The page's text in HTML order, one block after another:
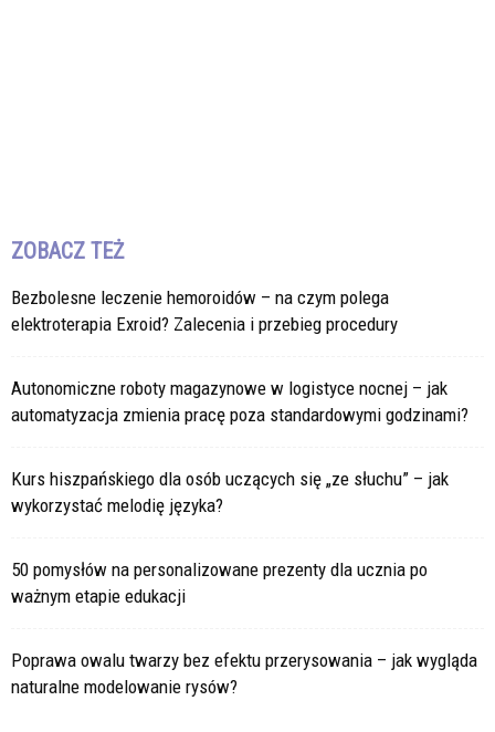
ZOBACZ TEŻ
Bezbolesne leczenie hemoroidów – na czym polega
elektroterapia Exroid? Zalecenia i przebieg procedury
Autonomiczne roboty magazynowe w logistyce nocnej – jak
automatyzacja zmienia pracę poza standardowymi godzinami?
Kurs hiszpańskiego dla osób uczących się „ze słuchu” – jak
wykorzystać melodię języka?
50 pomysłów na personalizowane prezenty dla ucznia po
ważnym etapie edukacji
Poprawa owalu twarzy bez efektu przerysowania – jak wygląda
naturalne modelowanie rysów?